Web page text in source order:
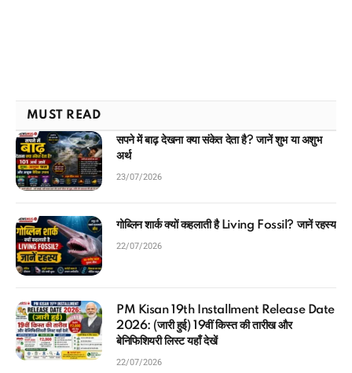
MUST READ
सपने में बाढ़ देखना क्या संकेत देता है? जानें शुभ या अशुभ
अर्थ
23/07/2026
गोब्लिन शार्क क्यों कहलाती है Living Fossil? जानें रहस्य
22/07/2026
PM Kisan 19th Installment Release Date
2026: (जारी हुई) 19वीं किस्त की तारीख और
बेनिफिशियरी लिस्ट यहाँ देखें
22/07/2026